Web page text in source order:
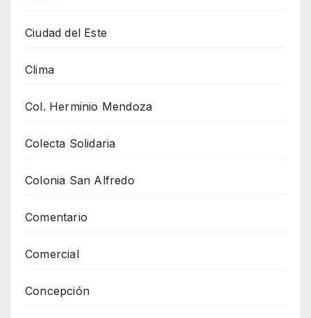
Ciudad del Este
Clima
Col. Herminio Mendoza
Colecta Solidaria
Colonia San Alfredo
Comentario
Comercial
Concepción